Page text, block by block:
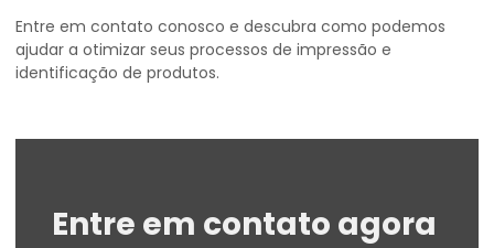
Entre em contato conosco e descubra como podemos
ajudar a otimizar seus processos de impressão e
identificação de produtos.
Entre em contato agora